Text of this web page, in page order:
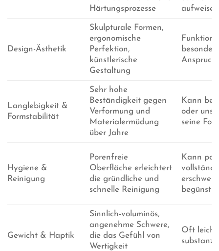
Härtungsprozesse
aufweisen
Design-Ästhetik
Skulpturale Formen,
ergonomische
Perfektion,
künstlerische
Gestaltung
Anspruch
Langlebigkeit &
Formstabilität
Sehr hohe
Beständigkeit gegen
Verformung und
Materialermüdung
über Jahre
Kann bei
oder
seine
Hygiene &
Reinigung
Porenfreie
Oberfläche erleichtert
die gründliche und
schnelle Reinigung
Kann
Gewicht & Haptik
Sinnlich-voluminös,
angenehme Schwere,
die das Gefühl von
Wertigkeit
Oft